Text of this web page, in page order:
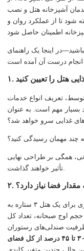
آشپزخانه هتل و نصب
شود تا از عملکرد روان و
اینجا یک راهنمای
هتل را تعیین کنید
تعریف انواع خدمات
بسیار مهم است. به عنوان
غذایی سرو خواهد شد؟
چند مهمان رسیدگی کنید؟
همگی بر طراحی نهایی
تأثیر خواهند گذاشت.
به طور کلی، محاسبه فضای آشپزخانه تجاری برای یک هتل ۳ ستاره به
اوج صبحانه، تعداد کل
صندلی‌های رستوران
فضای آشپزخانه یک هتل ۳۰ تا ۴۵ درصد از کل فضای